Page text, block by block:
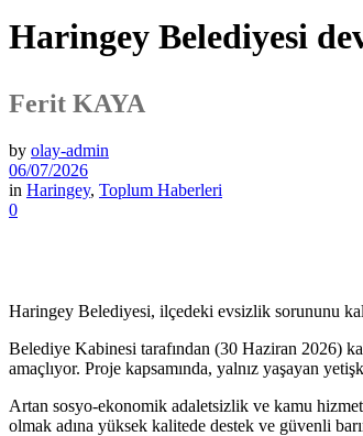
Haringey Belediyesi
Ferit KAYA
by olay-admin
06/07/2026
in Haringey, Toplum Haberleri
0
Haringey Belediyesi, ilçedeki evsizlik sorununu
Belediye Kabinesi tarafından (30 Haziran 2026)
amaçlıyor. Proje kapsamında, yalnız yaşayan
Artan sosyo-ekonomik adaletsizlik ve kamu
olmak adına yüksek kalitede destek ve güvenli